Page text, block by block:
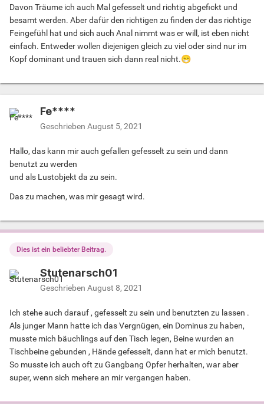
Davon Träume ich auch Mal gefesselt und richtig abgefickt und
besamt werden. Aber dafür den richtigen zu finden der das richtige
Feingefühl hat und sich auch Anal nimmt was er will, ist eben nicht
einfach. Entweder wollen diejenigen gleich zu viel oder sind nur im
Kopf dominant und trauen sich dann real nicht.😁
Fe****
Geschrieben August 5, 2021
Hallo, das kann mir auch gefallen gefesselt zu sein und dann
benutzt zu werden
und als Lustobjekt da zu sein.
Das zu machen, was mir gesagt wird.
Dies ist ein beliebter Beitrag.
Stutenarsch01
Geschrieben August 8, 2021
Ich stehe auch darauf , gefesselt zu sein und benutzten zu lassen .
Als junger Mann hatte ich das Vergnügen, ein Dominus zu haben,
musste mich bäuchlings auf den Tisch legen, Beine wurden an
Tischbeine gebunden , Hände gefesselt, dann hat er mich benutzt.
So musste ich auch oft zu Gangbang Opfer herhalten, war aber
super, wenn sich mehere an mir vergangen haben.